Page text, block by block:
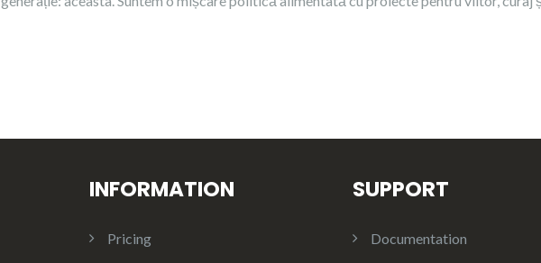
INFORMATION
Pricing
SUPPORT
Documentation